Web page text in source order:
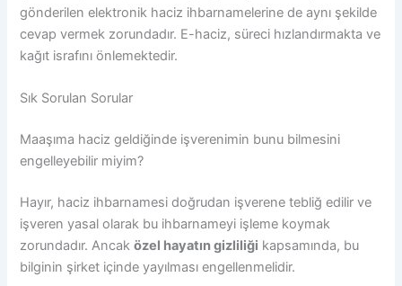
gönderilen elektronik haciz ihbarnamelerine de aynı şekilde
cevap vermek zorundadır. E-haciz, süreci hızlandırmakta ve
kağıt israfını önlemektedir.
Sık Sorulan Sorular
Maaşıma haciz geldiğinde işverenimin bunu bilmesini
engelleyebilir miyim?
Hayır, haciz ihbarnamesi doğrudan işverene tebliğ edilir ve
işveren yasal olarak bu ihbarnameyi işleme koymak
zorundadır. Ancaközel hayatın gizliliği kapsamında, bu
bilginin şirket içinde yayılması engellenmelidir.